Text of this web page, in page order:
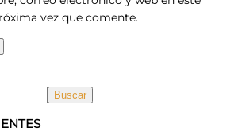
vez que comente.
Buscar